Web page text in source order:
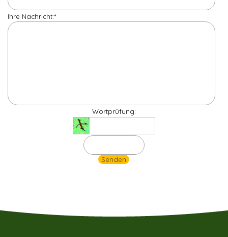
Ihre Nachricht:*
Wortprüfung: